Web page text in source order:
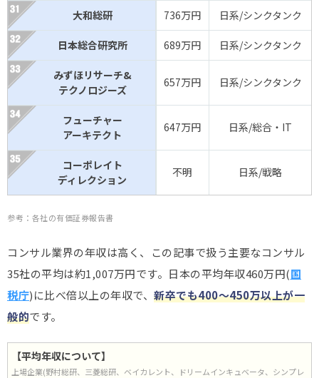
大和総研 736万円 日系/シンクタンク
日本総合研究所 689万円 日系/シンクタンク
みずほリサーチ&
テクノロジーズ
657万円 日系/シンクタンク
フューチャー
アーキテクト
647万円 日系/総合・IT
コーポレイト
ディレクション
不明 日系/戦略
参考：各社の有価証券報告書
コンサル業界の年収は高く、この記事で扱う主要なコンサル
35社の平均は約1,007万円です。日本の平均年収460万円(国
税庁)に比べ倍以上の年収で、 新卒でも400～450万以上が一
般的です。
【平均年収について】
上場企業(野村総研、三菱総研、ベイカレント、ドリームインキュベータ、シンプレ